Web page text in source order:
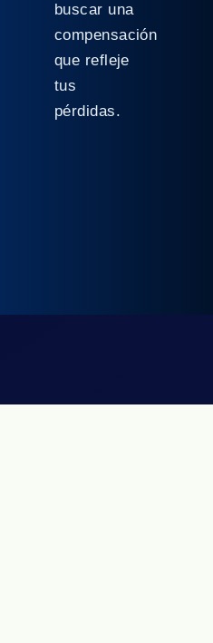
buscar una
compensación
que refleje
tus
pérdidas.